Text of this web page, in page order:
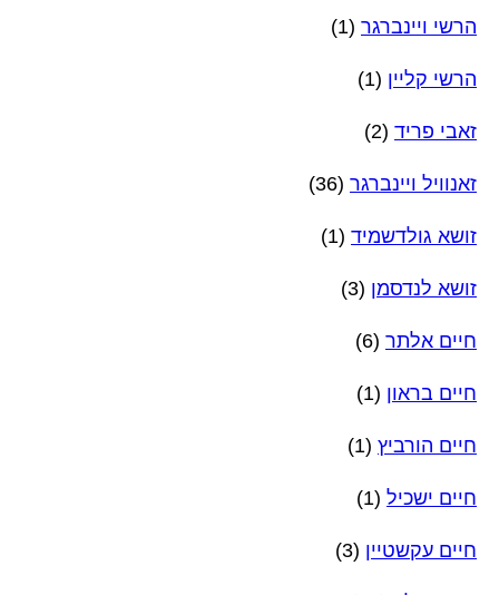
הרשי ויינברגר (1)
הרשי קליין (1)
זאבי פריד (2)
זאנוויל ויינברגר (36)
זושא גולדשמיד (1)
זושא לנדסמן (3)
חיים אלתר (6)
חיים בראון (1)
חיים הורביץ (1)
חיים ישכיל (1)
חיים עקשטיין (3)